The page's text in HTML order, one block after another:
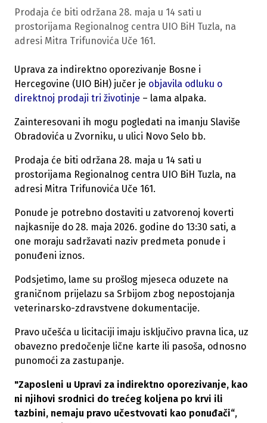
Prodaja će biti održana 28. maja u 14 sati u
prostorijama Regionalnog centra UIO BiH Tuzla, na
adresi Mitra Trifunovića Uče 161.
Uprava za indirektno oporezivanje Bosne i
Hercegovine (UIO BiH) jučer je objavila odluku o
direktnoj prodaji tri životinje – lama alpaka.
Zainteresovani ih mogu pogledati na imanju Slaviše
Obradovića u Zvorniku, u ulici Novo Selo bb.
Prodaja će biti održana 28. maja u 14 sati u
prostorijama Regionalnog centra UIO BiH Tuzla, na
adresi Mitra Trifunovića Uče 161.
Ponude je potrebno dostaviti u zatvorenoj koverti
najkasnije do 28. maja 2026. godine do 13:30 sati, a
one moraju sadržavati naziv predmeta ponude i
ponuđeni iznos.
Podsjetimo, lame su prošlog mjeseca oduzete na
graničnom prijelazu sa Srbijom zbog nepostojanja
veterinarsko-zdravstvene dokumentacije.
Pravo učešća u licitaciji imaju isključivo pravna lica, uz
obavezno predočenje lične karte ili pasoša, odnosno
punomoći za zastupanje.
"Zaposleni u Upravi za indirektno oporezivanje, kao
ni njihovi srodnici do trećeg koljena po krvi ili
tazbini, nemaju pravo učestvovati kao ponuđači“,